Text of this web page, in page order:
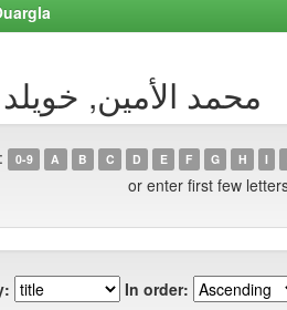
Browsing by Author محمد الأمين, خويلد
0-9 A B C D E F G H I
or enter first few
In order: